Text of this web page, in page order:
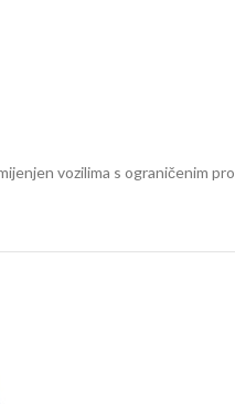
vozilima s ograničenim